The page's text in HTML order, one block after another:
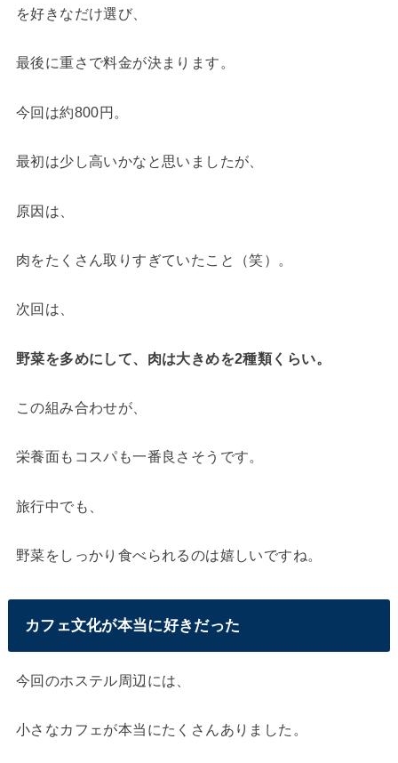
を好きなだけ選び、
最後に重さで料金が決まります。
今回は約800円。
最初は少し高いかなと思いましたが、
原因は、
肉をたくさん取りすぎていたこと（笑）。
次回は、
野菜を多めにして、肉は大きめを2種類くらい。
この組み合わせが、
栄養面もコスパも一番良さそうです。
旅行中でも、
野菜をしっかり食べられるのは嬉しいですね。
カフェ文化が本当に好きだった
今回のホステル周辺には、
小さなカフェが本当にたくさんありました。